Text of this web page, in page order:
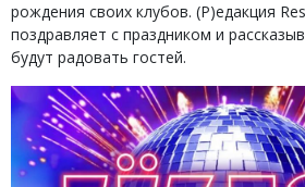
рождения своих клубов. (Р)едакция
поздравляет с праздником и
будут радовать гостей.